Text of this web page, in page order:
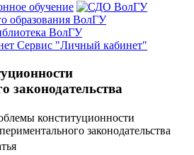
обучение
образования ВолГУ
ВолГУ
Сервис "Личный кабинет"
законодательства
конституционности
законодательства